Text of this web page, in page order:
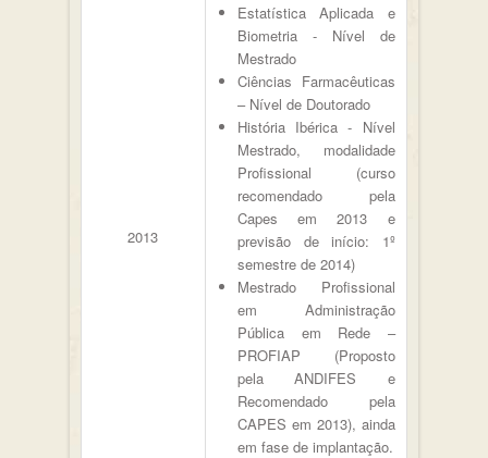
2013
Estatística Aplicada e
Biometria - Nível de
Mestrado
Ciências Farmacêuticas
– Nível de Doutorado
História Ibérica - Nível
Mestrado, modalidade
Profissional (curso
recomendado pela
Capes em 2013 e
previsão de início: 1º
semestre de 2014)
Mestrado Profissional
em Administração
Pública em Rede –
PROFIAP (Proposto
pela ANDIFES e
Recomendado pela
CAPES em 2013), ainda
em fase de implantação.